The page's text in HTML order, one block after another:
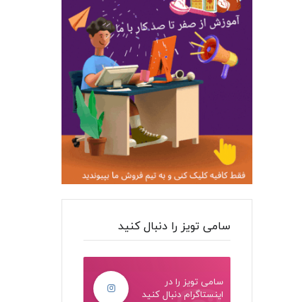
سامی تویز را دنبال کنید
سامی تویز را در
اینستاگرام دنبال کنید